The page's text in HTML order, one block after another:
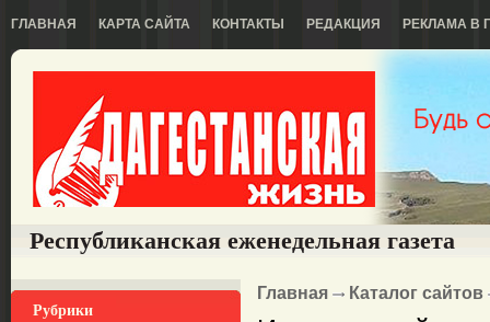
ГЛАВНАЯ КАРТА САЙТА КОНТАКТЫ РЕДАКЦИЯ РЕКЛАМА В
Республиканская еженедельная газета
Рубрики
Главная Каталог сайтов